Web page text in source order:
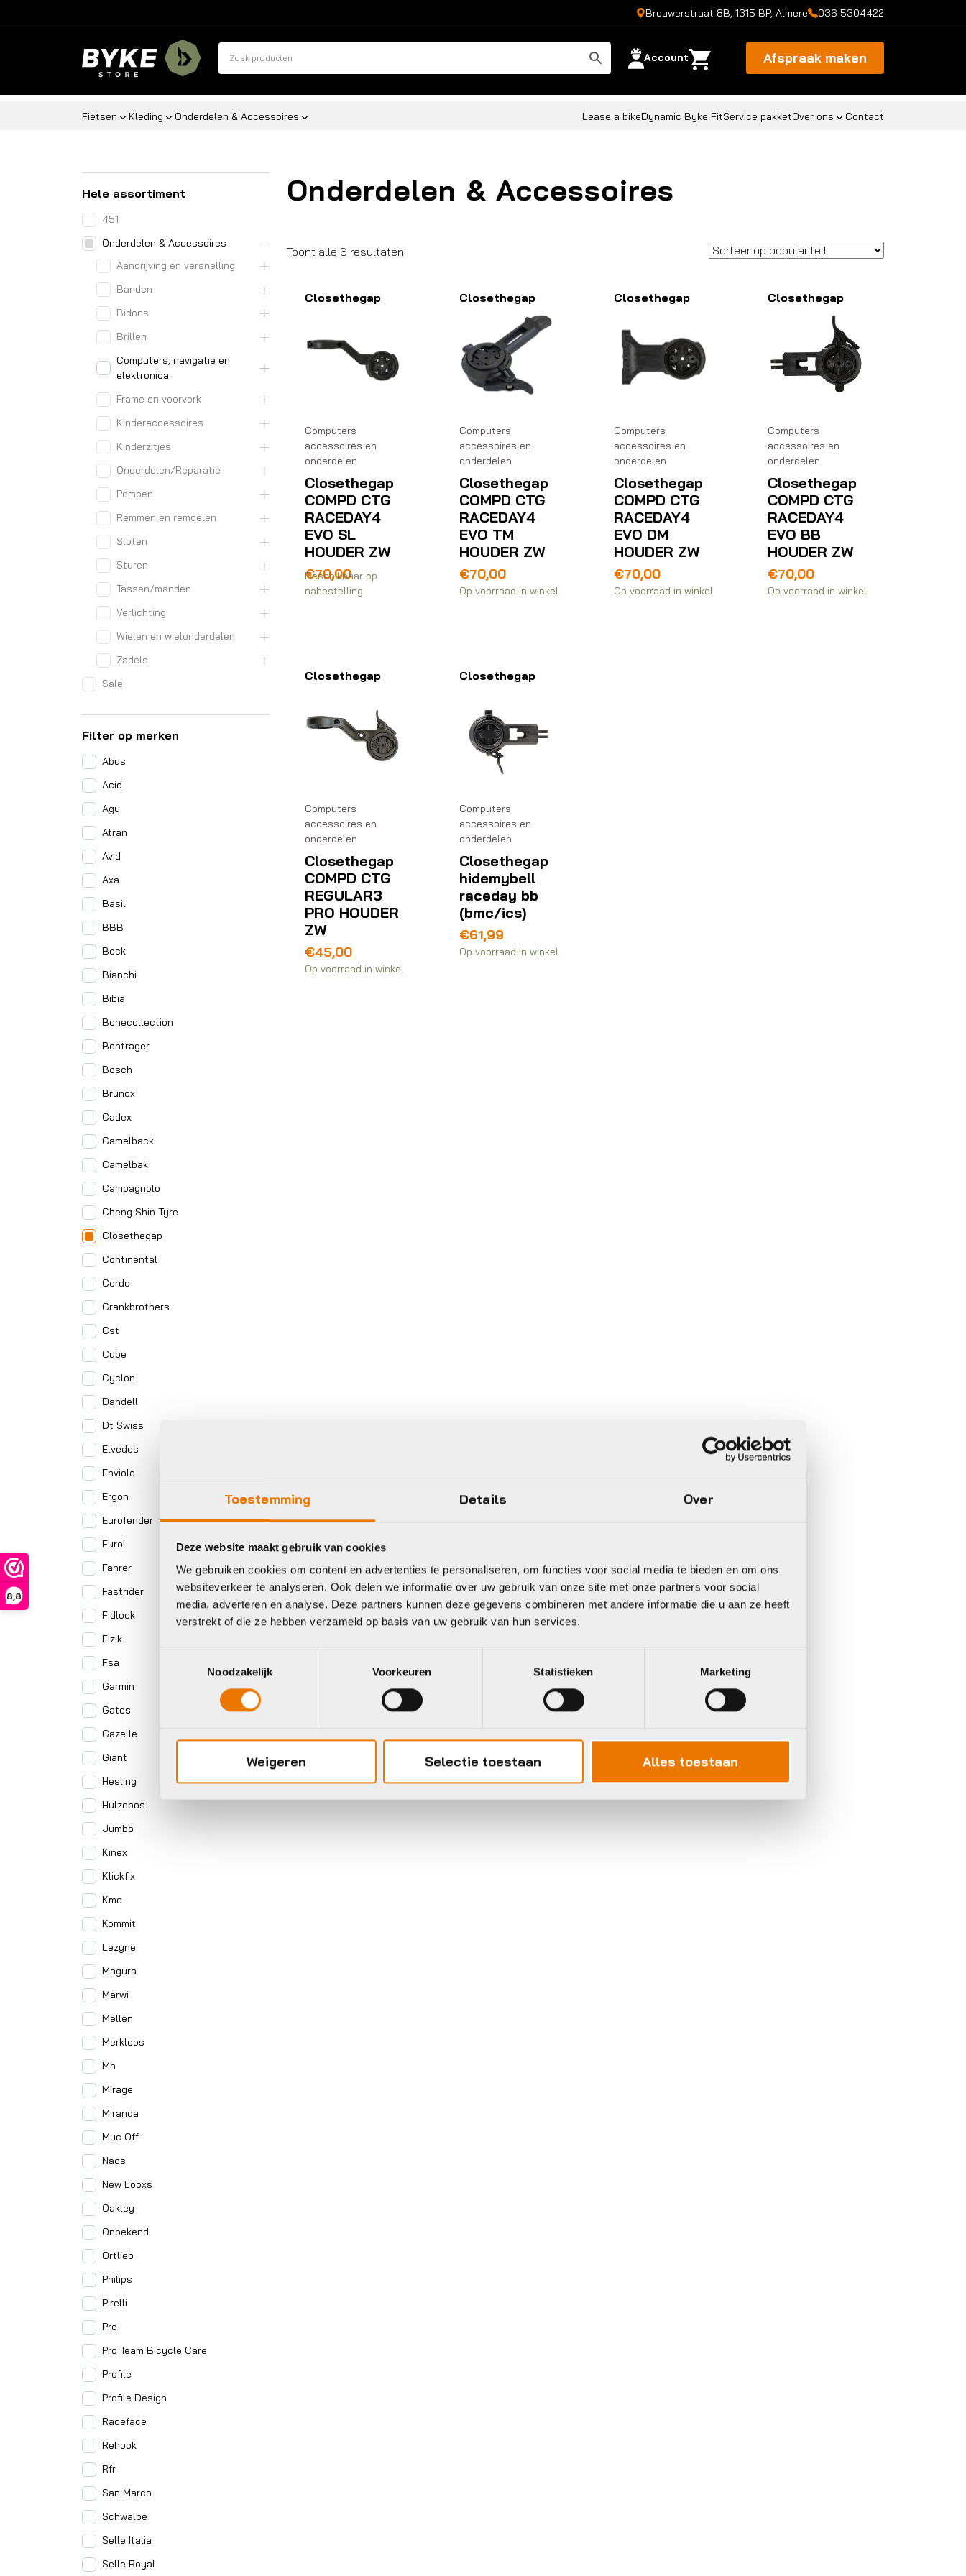
Toestemming Details Over
Deze website maakt gebruik van cookies
We gebruiken cookies om content en advertenties te personaliseren, om functies voor social media te bieden en om ons
websiteverkeer te analyseren. Ook delen we informatie over uw gebruik van onze site met onze partners voor social
media, adverteren en analyse. Deze partners kunnen deze gegevens combineren met andere informatie die u aan ze heeft
verstrekt of die ze hebben verzameld op basis van uw gebruik van hun services.
Noodzakelijk
Voorkeuren Statistieken Marketing
Weigeren Selectie toestaan Alles toestaan
8,8
Brouwerstraat 8B, 1315 BP, Almere 036 5304422
Account Afspraak maken
Fietsen Kleding Onderdelen & Accessoires Lease a bikeDynamic Byke FitService pakketOver ons Contact
Hele assortiment
451
Onderdelen & Accessoires
Aandrijving en versnelling
Banden
Bidons
Brillen
Computers, navigatie en
elektronica
Frame en voorvork
Kinderaccessoires
Kinderzitjes
Onderdelen/Reparatie
Pompen
Remmen en remdelen
Sloten
Sturen
Tassen/manden
Verlichting
Wielen en wielonderdelen
Zadels
Sale
Filter op merken
Abus
Acid
Agu
Atran
Avid
Axa
Basil
BBB
Beck
Bianchi
Bibia
Bonecollection
Bontrager
Bosch
Brunox
Cadex
Camelback
Camelbak
Campagnolo
Cheng Shin Tyre
Closethegap
Continental
Cordo
Crankbrothers
Cst
Cube
Cyclon
Dandell
Dt Swiss
Elvedes
Enviolo
Ergon
Eurofender
Eurol
Fahrer
Fastrider
Fidlock
Fizik
Fsa
Garmin
Gates
Gazelle
Giant
Hesling
Hulzebos
Jumbo
Kinex
Klickfix
Kmc
Kommit
Lezyne
Magura
Marwi
Mellen
Merkloos
Mh
Mirage
Miranda
Muc Off
Naos
New Looxs
Oakley
Onbekend
Ortlieb
Philips
Pirelli
Pro
Pro Team Bicycle Care
Profile
Profile Design
Raceface
Rehook
Rfr
San Marco
Schwalbe
Selle Italia
Selle Royal
Onderdelen & Accessoires
Toont alle 6 resultaten
populariteit
Closethegap
Computers
accessoires en
onderdelen
Closethegap
COMPD CTG
RACEDAY4
EVO SL
HOUDER ZW
€70,00
Beschikbaar op
nabestelling
Closethegap
Computers
accessoires en
onderdelen
Closethegap
COMPD CTG
RACEDAY4
EVO TM
HOUDER ZW
€70,00
Op voorraad in winkel
Closethegap
Computers
accessoires en
onderdelen
Closethegap
COMPD CTG
RACEDAY4
EVO DM
HOUDER ZW
€70,00
Op voorraad in winkel
Closethegap
Computers
accessoires en
onderdelen
Closethegap
COMPD CTG
RACEDAY4
EVO BB
HOUDER ZW
€70,00
Op voorraad in winkel
Closethegap
Computers
accessoires en
onderdelen
Closethegap
COMPD CTG
REGULAR3
PRO HOUDER
ZW
€45,00
Op voorraad in winkel
Closethegap
Computers
accessoires en
onderdelen
Closethegap
hidemybell
raceday bb
(bmc/ics)
€61,99
Op voorraad in winkel